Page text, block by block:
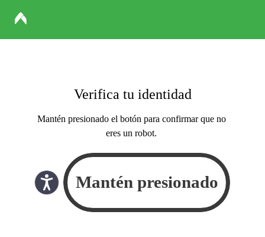
Verifica tu identidad
Mantén presionado el botón para confirmar que no
eres un robot.